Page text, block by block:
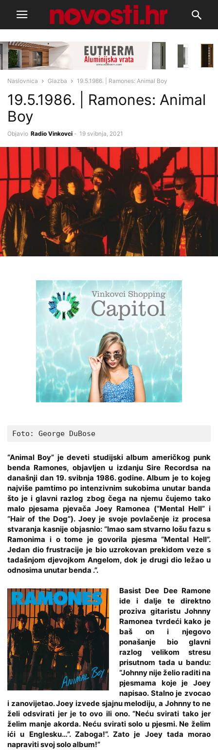
Naslovnica Glazba 19.5.1986. | Ramones: Animal Boy
19.5.1986. | Ramones: Animal
Boy
Objavio Radio Vinkovci - 19 svibnja, 2021
Foto: George DuBose
“Animal Boy” je deveti studijski album američkog punk
benda Ramones, objavljen u izdanju Sire Recordsa na
današnji dan 19. svibnja 1986. godine. Album je to kojeg
najviše pamtimo po intenzivnim sukobima unutar banda
što je i glavni razlog zbog čega na njemu čujemo tako
malo pjesama pjevača Joey Ramonea (“Mental Hell” i
“Hair of the Dog”). Joey je svoje povlačenje iz procesa
stvaranja kasnije objasnio: “Imao sam stvarno lošu fazu s
Ramonima i o tome je govorila pjesma “Mental Hell”.
Jedan dio frustracije je bio uzrokovan prekidom veze s
tadašnjom djevojkom Angelom, dok je drugi dio ležao u
odnosima unutar benda .”.
Basist Dee Dee Ramone
ide i dalje te direktno
proziva gitaristu Johnny
Ramonea tvrdeći kako je
baš on i njegovo
ponašanje bio glavni
razlog velikom stresu
prisutnom tada u bandu:
“Johnny nije želio raditi na
pjesmama koje je Joey
napisao. Stalno je zvocao
i zanovijetao. Joey izvede sjajnu melodiju, a Johnny to ne
želi odsvirati jer je to ovo ili ono. “Neću svirati tako jer
želim manje akorda. Neću svirati solo u pjesmi. Ne želim
ići u Englesku…”. Zaboga!”. Zato je Joey tada morao
napraviti svoj solo album!”